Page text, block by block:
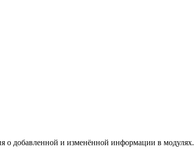
о добавленной и изменённой информации в модулях.